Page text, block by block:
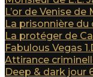
L’or de Venise
La prisonnière du
La protéger de
Fabulous Vegas
Attirance
Deep & dark jour